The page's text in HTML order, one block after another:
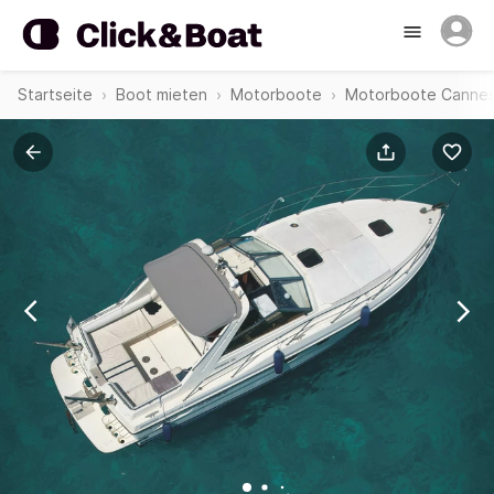
Startseite Boot mieten Motorboote Motorboote